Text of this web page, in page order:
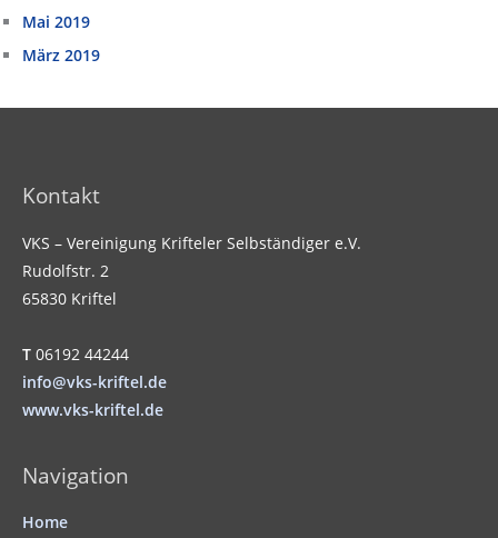
Mai 2019
März 2019
Kontakt
VKS – Vereinigung Krifteler Selbständiger e.V.
Rudolfstr. 2
65830 Kriftel
T 06192 44244
info@vks-kriftel.de
www.vks-kriftel.de
Navigation
Home